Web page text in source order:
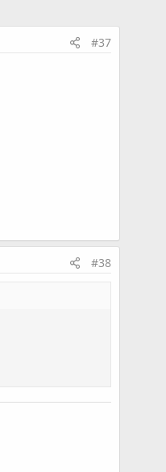
#37
#38